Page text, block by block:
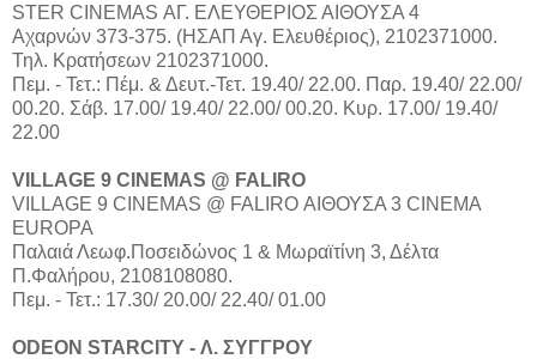
STER CINEMAS ΑΓ. ΕΛΕΥΘΕΡΙΟΣ ΑΙΘΟΥΣΑ 4
Αχαρνών 373-375. (ΗΣΑΠ Αγ. Ελευθέριος), 2102371000.
Τηλ. Κρατήσεων 2102371000.
Πεμ. - Τετ.: Πέμ. & Δευτ.-Τετ. 19.40/ 22.00. Παρ. 19.40/ 22.00/
00.20. Σάβ. 17.00/ 19.40/ 22.00/ 00.20. Κυρ. 17.00/ 19.40/
22.00
VILLAGE 9 CINEMAS @ FALIRO
VILLAGE 9 CINEMAS @ FALIRO ΑΙΘΟΥΣΑ 3 CINEMA
EUROPA
Παλαιά Λεωφ.Ποσειδώνος 1 & Μωραϊτίνη 3, Δέλτα
Π.Φαλήρου, 2108108080.
Πεμ. - Τετ.: 17.30/ 20.00/ 22.40/ 01.00
ODEON STARCITY - Λ. ΣΥΓΓΡΟΥ